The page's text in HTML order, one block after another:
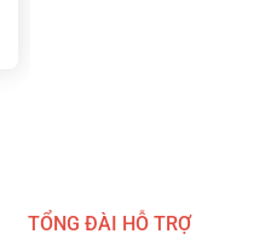
TỔNG ĐÀI HỖ TRỢ